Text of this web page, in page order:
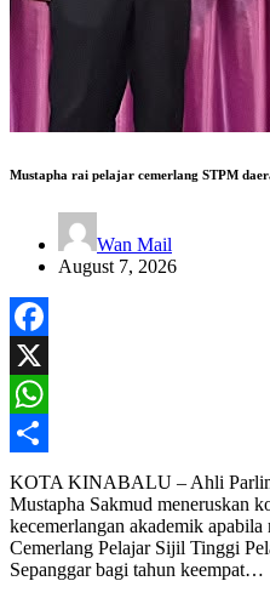
Mustapha rai pelajar cemerlang STPM
Wan Mail
August 7, 2026
Facebook
X
WhatsApp
Share
KOTA KINABALU – Ahli
Mustapha Sakmud meneruskan
kecemerlangan akademik
Cemerlang Pelajar Sijil Tinggi
Sepanggar bagi tahun keempat…